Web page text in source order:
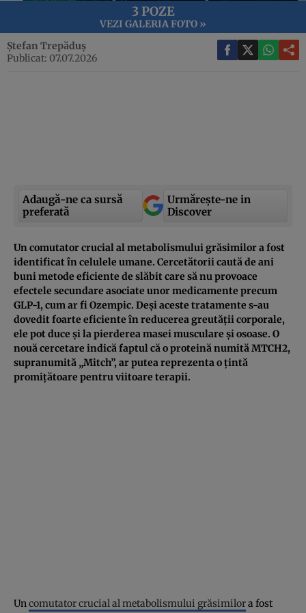
3 POZE
VEZI GALERIA FOTO »
Ștefan Trepăduș
Publicat: 07.07.2026
Adaugă-ne ca sursă
preferată
Urmărește-ne in
Discover
Un comutator crucial al metabolismului grăsimilor a fost
identificat în celulele umane. Cercetătorii caută de ani
buni metode eficiente de slăbit care să nu provoace
efectele secundare asociate unor medicamente precum
GLP-1, cum ar fi Ozempic. Deși aceste tratamente s-au
dovedit foarte eficiente în reducerea greutății corporale,
ele pot duce și la pierderea masei musculare și osoase. O
nouă cercetare indică faptul că o proteină numită MTCH2,
supranumită „Mitch”, ar putea reprezenta o țintă
promițătoare pentru viitoare terapii.
Uncomutator crucial al metabolismului grăsimilora fost